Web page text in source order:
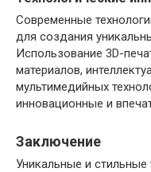
Современные
для создания
Использование 3D-
материалов,
мультимедийных
инновационные и
Заключение
Уникальные и